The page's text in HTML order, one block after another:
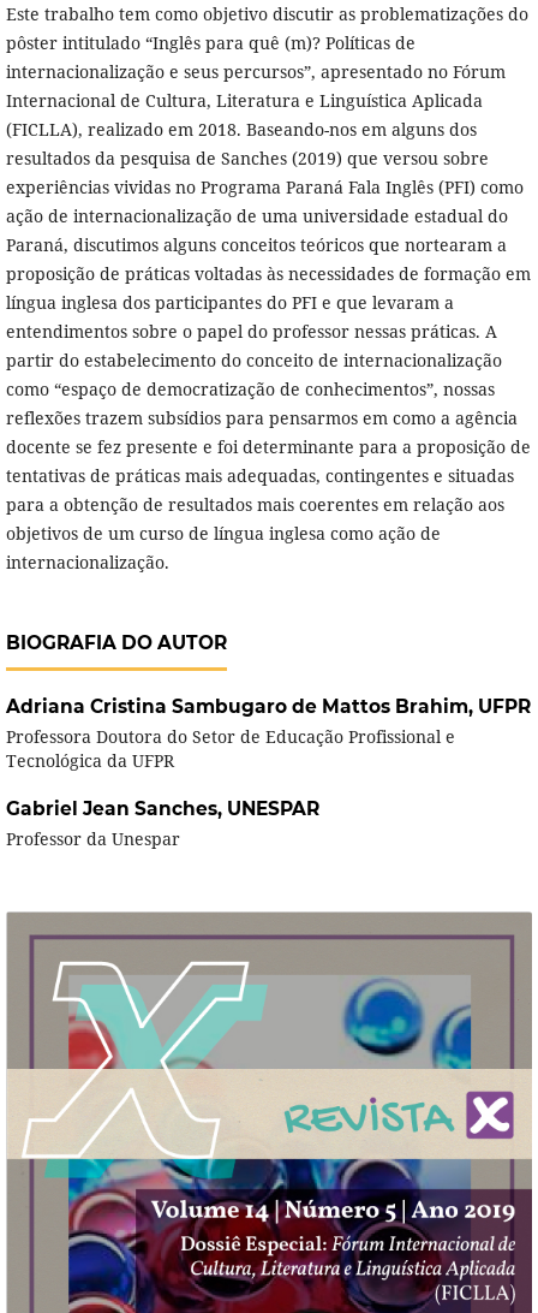
Este trabalho tem como objetivo discutir as problematizações do
pôster intitulado “Inglês para quê (m)? Políticas de
internacionalização e seus percursos”, apresentado no Fórum
Internacional de Cultura, Literatura e Linguística Aplicada
(FICLLA), realizado em 2018. Baseando-nos em alguns dos
resultados da pesquisa de Sanches (2019) que versou sobre
experiências vividas no Programa Paraná Fala Inglês (PFI) como
ação de internacionalização de uma universidade estadual do
Paraná, discutimos alguns conceitos teóricos que nortearam a
proposição de práticas voltadas às necessidades de formação em
língua inglesa dos participantes do PFI e que levaram a
entendimentos sobre o papel do professor nessas práticas. A
partir do estabelecimento do conceito de internacionalização
como “espaço de democratização de conhecimentos”, nossas
reflexões trazem subsídios para pensarmos em como a agência
docente se fez presente e foi determinante para a proposição de
tentativas de práticas mais adequadas, contingentes e situadas
para a obtenção de resultados mais coerentes em relação aos
objetivos de um curso de língua inglesa como ação de
internacionalização.
BIOGRAFIA DO AUTOR
Adriana Cristina Sambugaro de Mattos Brahim, UFPR
Professora Doutora do Setor de Educação Profissional e
Tecnológica da UFPR
Gabriel Jean Sanches, UNESPAR
Professor da Unespar